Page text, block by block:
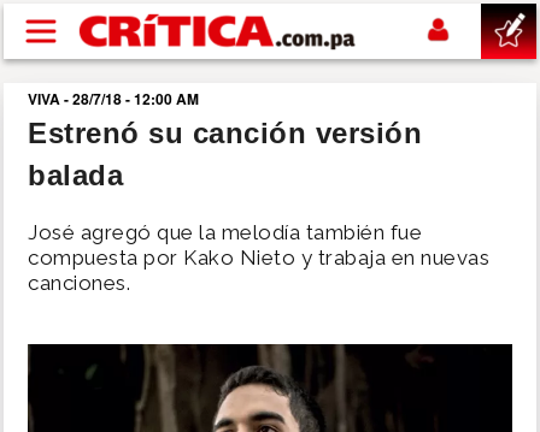
Pasar al contenido principal
buscar
SUCESOS
NACIONAL
SHOW
VIVA - 28/7/18 - 12:00 AM
Estrenó su canción versión
balada
José agregó que la melodía también fue
compuesta por Kako Nieto y trabaja en nuevas
canciones.